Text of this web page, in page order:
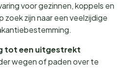
voor gezinnen, koppels en
zijn naar een veelzijdige
tot een uitgestrekt
wegen of paden over te